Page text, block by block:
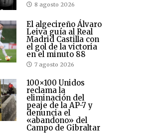
8 agosto 2026
El algecireño Álvaro
Leiva guía al Real
Madrid Castilla con
el gol de la victoria
en el minuto 88
7 agosto 2026
100×100 Unidos
reclama la
eliminación del
peaje de la AP-7 y
denuncia el
«abandono» del
Campo de Gibraltar